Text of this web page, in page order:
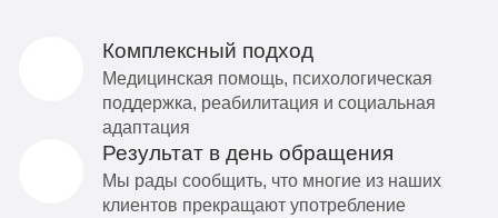
Комплексный подход
Медицинская помощь, психологическая
поддержка, реабилитация и социальная
адаптация
Результат в день обращения
Мы рады сообщить, что многие из наших
клиентов прекращают употребление